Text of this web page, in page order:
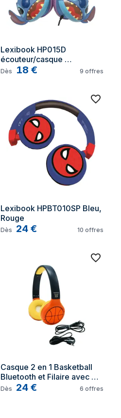
Lexibook HP015D
écouteur/casque
Multicolore
Dès 18 € 9 offres
Lexibook HPBT010SP Bleu,
Rouge
Dès 24 € 10 offres
Casque 2 en 1 Basketball
Bluetooth et Filaire avec
limitation de son
Dès 24 € 6 offres